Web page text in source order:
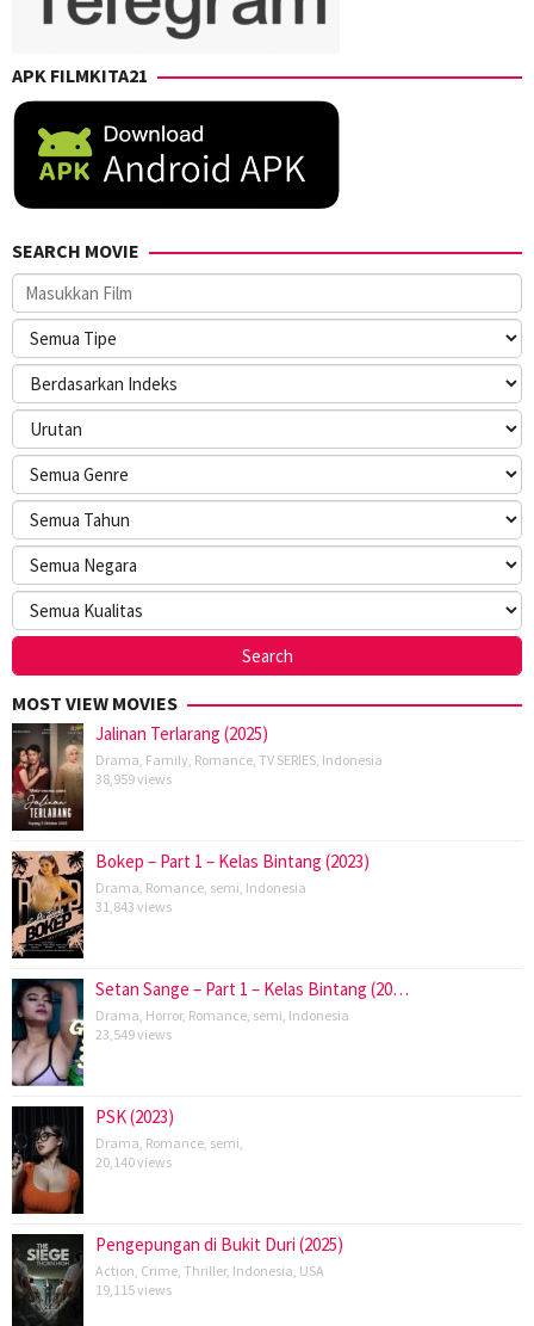
APK FILMKITA21
SEARCH MOVIE
MOST VIEW MOVIES
Jalinan Terlarang (2025)
Drama Family Romance TV SERIES Indonesia
38,959 views
Bokep – Part 1 – Kelas Bintang (2023)
Drama Romance semi Indonesia
31,843 views
Setan Sange – Part 1 – Kelas Bintang (20…
Drama Horror, Romance semi Indonesia
23,549 views
PSK (2023)
Drama Romance semi
20,140 views
Pengepungan di Bukit Duri (2025)
Action Crime Thriller, Indonesia USA
19,115 views